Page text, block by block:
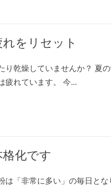
をリセット
り乾燥していませんか？ 夏
疲れています。 今...
化です
は「非常に多い」の毎日と